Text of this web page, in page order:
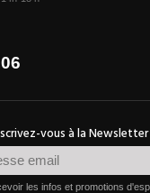
les infos et promotions